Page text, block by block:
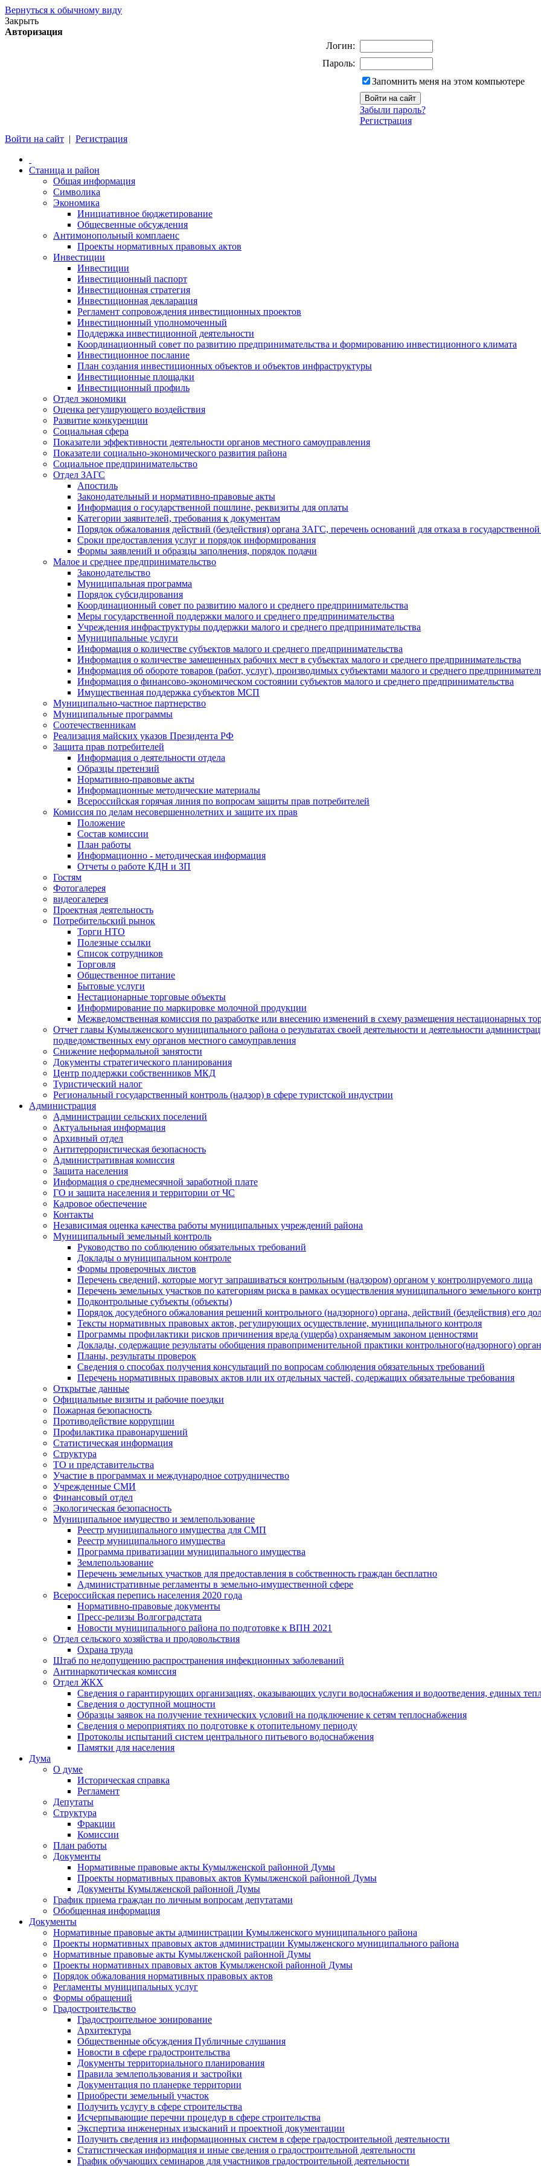
Вернуться к обычному виду
Закрыть
Авторизация
Логин:
Пароль:
Запомнить меня на этом компьютере
Забыли пароль?
Регистрация
Войти на сайт | Регистрация
Станица и район
Общая информация
Символика
Экономика
Инициативное бюджетирование
Общесвенные обсуждения
Антимонопольный комплаенс
Проекты нормативных правовых актов
Инвестиции
Инвестиции
Инвестиционный паспорт
Инвестиционная стратегия
Инвестиционная декларация
Регламент сопровождения инвестиционных проектов
Инвестиционный уполномоченный
Поддержка инвестиционной деятельности
Координационный совет по развитию предпринимательства и формированию инвестиционного климата
Инвестиционное послание
План создания инвестиционных объектов и объектов инфраструктуры
Инвестиционные площадки
Инвестиционный профиль
Отдел экономики
Оценка регулирующего воздействия
Развитие конкуренции
Социальная сфера
Показатели эффективности деятельности органов местного самоуправления
Показатели социально-экономического развития района
Социальное предпринимательство
Отдел ЗАГС
Апостиль
Законодательный и нормативно-правовые акты
Информация о государственной пошлине, реквизиты для оплаты
Категории заявителей, требования к документам
Порядок обжалования действий (бездействия) органа ЗАГС, перечень оснований для отказа в
Сроки предоставления услуг и порядок информирования
Формы заявлений и образцы заполнения, порядок подачи
Малое и среднее предпринимательство
Законодательство
Муниципальная программа
Порядок субсидирования
Координационный совет по развитию малого и среднего предпринимательства
Меры государственной поддержки малого и среднего предпринимательства
Учреждения инфраструктуры поддержки малого и среднего предпринимательства
Муниципальные услуги
Информация о количестве субъектов малого и среднего предпринимательства
Информация о количестве замещенных рабочих мест в субъектах малого и среднего предпринимательства
Информация об обороте товаров (работ, услуг), производимых субъектами малого и среднего
Информация о финансово-экономическом состоянии субъектов малого и среднего предпринимательства
Имущественная поддержка субъектов МСП
Муниципально-частное партнерство
Муниципальные программы
Соотечественникам
Реализация майских указов Президента РФ
Защита прав потребителей
Информация о деятельности отдела
Образцы претензий
Нормативно-правовые акты
Информационные методические материалы
Всероссийская горячая линия по вопросам защиты прав потребителей
Комиссия по делам несовершеннолетних и защите их прав
Положение
Состав комиссии
План работы
Информационно - методическая информация
Отчеты о работе КДН и ЗП
Гостям
Фотогалерея
видеогалерея
Проектная деятельность
Потребительский рынок
Торги НТО
Полезные ссылки
Список сотрудников
Торговля
Общественное питание
Бытовые услуги
Нестационарные торговые объекты
Информирование по маркировке молочной продукции
Межведомственная комиссия по разработке или внесению изменений в схему размещения нестационарных
Отчет главы Кумылженского муниципального района о результатах своей деятельности и деятельности
подведомственных ему органов местного самоуправления
Снижение неформальной занятости
Документы стратегического планирования
Центр поддержки собственников МКД
Туристический налог
Региональный государственный контроль (надзор) в сфере туристской индустрии
Администрация
Администрации сельских поселений
Актуальньная информация
Архивный отдел
Антитеррористическая безопасность
Административная комиссия
Защита населения
Информация о среднемесячной заработной плате
ГО и защита населения и территории от ЧС
Кадровое обеспечение
Контакты
Независимая оценка качества работы муниципальных учреждений района
Муниципальный земельный контроль
Руководство по соблюдению обязательных требований
Доклады о муниципальном контроле
Формы проверочных листов
Перечень сведений, которые могут запрашиваться контрольным (надзором) органом у контролируемого лица
Перечень земельных участков по категориям риска в рамках осуществления муниципального земельного
Подконтрольные субъекты (объекты)
Порядок досудебного обжалования решений контрольного (надзорного) органа, действий (бездействия) его
Тексты нормативных правовых актов, регулирующих осуществление, муниципального контроля
Программы профилактики рисков причинения вреда (ущерба) охраняемым законом ценностями
Доклады, содержащие результаты обобщения правоприменительной практики контрольного(надзорного)
Планы, результаты проверок
Сведения о способах получения консультаций по вопросам соблюдения обязательных требований
Перечень нормативных правовых актов или их отдельных частей, содержащих обязательные требования
Открытые данные
Официальные визиты и рабочие поездки
Пожарная безопасность
Противодействие коррупции
Профилактика правонарушений
Статистическая информация
Структура
ТО и представительства
Участие в программах и международное сотрудничество
Учрежденные СМИ
Финансовый отдел
Экологическая безопасность
Муниципальное имущество и землепользование
Реестр муниципального имущества для СМП
Реестр муниципального имущества
Программа приватизации муниципального имущества
Землепользование
Перечень земельных участков для предоставления в собственность граждан бесплатно
Административные регламенты в земельно-имущественной сфере
Всероссийская перепись населения 2020 года
Нормативно-правовые документы
Пресс-релизы Волгоградстата
Новости муниципального района по подготовке к ВПН 2021
Отдел сельского хозяйства и продовольствия
Охрана труда
Штаб по недопущению распространения инфекционных заболеваний
Антинаркотическая комиссия
Отдел ЖКХ
Сведения о гарантирующих организациях, оказывающих услуги водоснабжения и водоотведения, единых
Сведения о доступной мощности
Образцы заявок на получение технических условий на подключение к сетям теплоснабжения
Сведения о мероприятиях по подготовке к отопительному периоду
Протоколы испытаний систем центрального питьевого водоснабжения
Памятки для населения
Дума
О думе
Историческая справка
Регламент
Депутаты
Структура
Фракции
Комиссии
План работы
Документы
Нормативные правовые акты Кумылженской районной Думы
Проекты нормативных правовых актов Кумылженской районной Думы
Документы Кумылженской районной Думы
График приема граждан по личным вопросам депутатами
Обобщенная информация
Документы
Нормативные правовые акты администрации Кумылженского муниципального района
Проекты нормативных правовых актов администрации Кумылженского муниципального района
Нормативные правовые акты Кумылженской районной Думы
Проекты нормативных правовых актов Кумылженской районной Думы
Порядок обжалования нормативных правовых актов
Регламенты муниципальных услуг
Формы обращений
Градостроительство
Градостроительное зонирование
Архитектура
Общественные обсуждения Публичные слушания
Новости в сфере градостроительства
Документы территориального планирования
Правила землепользования и застройки
Документация по планерке территории
Приобрести земельный участок
Получить услугу в сфере строительства
Исчерпывающие перечни процедур в сфере строительства
Экспертиза инженерных изысканий и проектной документации
Получить сведения из информационных систем в сфере градостроительной деятельности
Статистическая информация и иные сведения о градостроительной деятельности
График обучающих семинаров для участников градостроительной деятельности